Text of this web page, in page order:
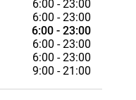
6:00 - 23:00
6:00 - 23:00
6:00 - 23:00
6:00 - 23:00
6:00 - 23:00
9:00 - 21:00